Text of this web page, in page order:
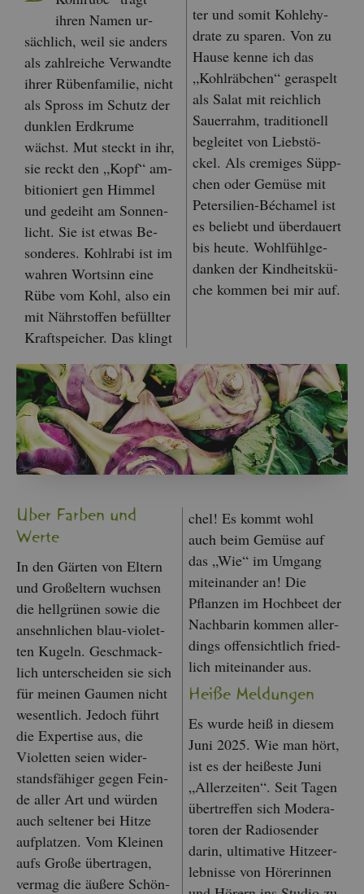
ihren Namen ur­
säch­lich, weil sie an­ders
als zahl­rei­che Ver­wand­te
ihrer Rü­ben­fa­mi­lie, nicht
als Spross im Schutz der
dunk­len Erd­kru­me
wächst. Mut steckt in ihr,
sie reckt den „Kopf“ am­
bi­tio­niert gen Him­mel
und ge­deiht am Son­nen­
licht. Sie ist etwas Be­
son­de­res. Kohl­ra­bi ist im
wah­ren Wort­sinn eine
Rübe vom Kohl, also ein
mit Nähr­stof­fen be­füll­ter
Kraft­spei­cher. Das klingt
ter und somit Koh­le­hy­
dra­te zu spa­ren. Von zu
Hause kenne ich das
„Kohl­räb­chen“ ge­ras­pelt
als Salat mit reich­lich
Sauer­rahm, tra­di­tio­nell
be­glei­tet von Lieb­stö­
ckel. Als cre­mi­ges Süpp­
chen oder Ge­mü­se mit
Pe­ter­si­li­en-Bé­cha­mel ist
es be­liebt und über­dau­ert
bis heute. Wohl­fühl­ge­
dan­ken der Kind­heits­kü­
che kom­men bei mir auf.
Über Far­ben und
Werte
In den Gär­ten von El­tern
und Gro­ß­el­tern wuch­sen
die hell­grü­nen sowie die
an­sehn­li­chen blau-vio­let­
ten Ku­geln. Ge­schmack­
lich un­ter­schei­den sie sich
für mei­nen Gau­men nicht
we­sent­lich. Je­doch führt
die Ex­per­ti­se aus, die
Vio­let­ten seien wi­der­
stands­fä­hi­ger gegen Fein­
de aller Art und wür­den
auch sel­te­ner bei Hitze
auf­plat­zen. Vom Klei­nen
aufs Große über­tra­gen,
ver­mag die äu­ße­re Schön­
chel! Es kommt wohl
auch beim Ge­mü­se auf
das „Wie“ im Um­gang
mit­ein­an­der an! Die
Pflan­zen im Hoch­beet der
Nach­ba­rin kom­men al­ler­
dings of­fen­sicht­lich fried­
lich mit­ein­an­der aus.
Heiße Mel­dun­gen
Es wurde heiß in die­sem
Juni 2025. Wie man hört,
ist es der hei­ßes­te Juni
„Al­ler­zei­ten“. Seit Tagen
über­tref­fen sich Mo­de­ra­
to­ren der Ra­dio­sen­der
darin, ul­ti­ma­ti­ve Hit­ze­er­
leb­nis­se von Hö­re­rin­nen